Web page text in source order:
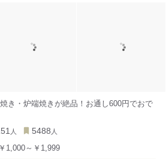
き・炉端焼きが絶品！お通し600円でおで
人 5488 人
￥1,000～￥1,999